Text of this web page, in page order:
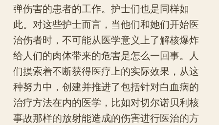
弹伤害的患者的工作。护士们也是同样如
此。对这些护士而言，当他们和她们开始医
治伤者时，不可能从医学意义上了解核爆炸
给人们的肉体带来的危害是怎么一回事。人
们摸索着不断获得医疗上的实际效果，从这
种努力中，创建并推进了包括针对白血病的
治疗方法在内的医学，比如对切尔诺贝利核
事故那样的放射能造成的伤害进行医治的方